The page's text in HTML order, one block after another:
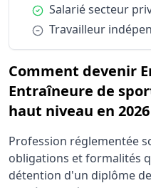
Condition :
Salarié secteur
Condition :
Travailleur
Comment devenir
Entraîneure de
haut niveau en 2026
Profession réglementée
obligations et formalités
détention d'un diplôme